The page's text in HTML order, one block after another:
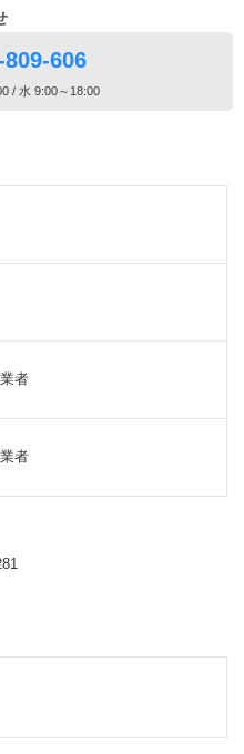
809-606
/ 水 9:00～18:00
者
者